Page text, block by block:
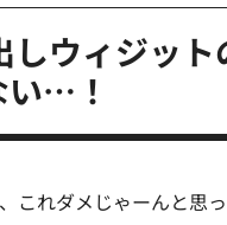
しウィジッ
い…！
これダメじゃーんと思